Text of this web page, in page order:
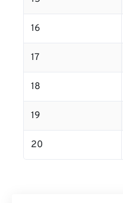
16
17
18
19
20